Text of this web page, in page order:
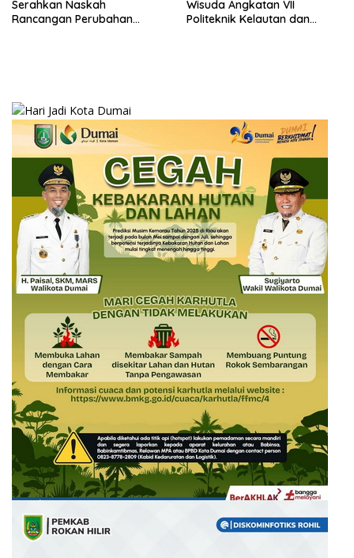
Serahkan Naskah
Rancangan Perubahan
Wisuda Angkatan VII
Politeknik Kelautan dan